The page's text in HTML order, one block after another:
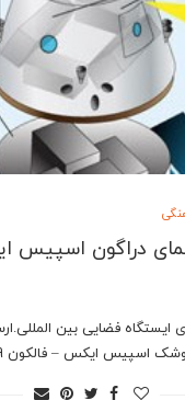
دراگون اسپیس
ایستگاه فضایی بین
اسپیس ایکس – فالکون 9- این…